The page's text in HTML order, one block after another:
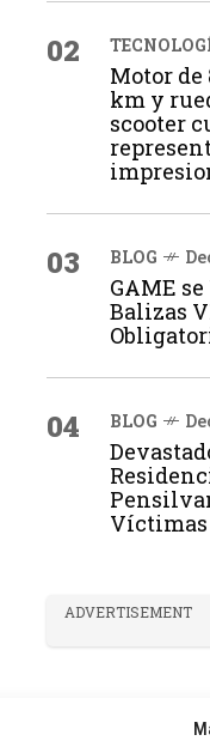
02
Motor de
km y
scooter
03 BLOG
GAME
Balizas
04 BLOG
Víctimas
ADVERTISEMENT